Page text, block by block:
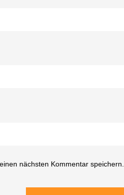
nächsten Kommentar speichern.